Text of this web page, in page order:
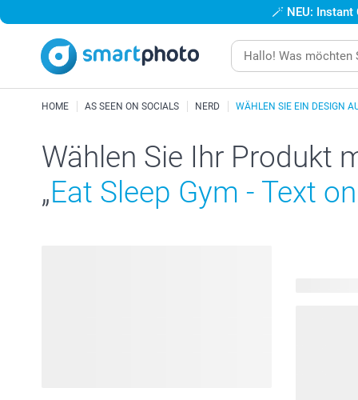
🪄 NEU:
HOME AS SEEN ON SOCIALS NERD WÄHLEN SIE EIN DESIGN
Wählen Sie Ihr Produkt
„Eat Sleep Gym - Text